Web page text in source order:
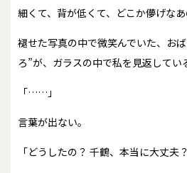
細くて、背が低くて、どこか儚げなあ
褪せた写真の中で微笑んでいた、お
ろ”が、ガラスの中で私を見返してい
「……」
言葉が出ない。
「どうしたの？ 千鶴、本当に大丈夫？